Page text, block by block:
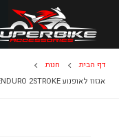
דף הבית
חנות
אגזוז לאופנוע RR 50 ENDURO BETA 2009 / 2011 ENDURO 2STROKE